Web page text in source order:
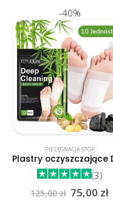
-40%
PIELĘGNACJA STÓP
(3)
125,00zł 75,00 zł